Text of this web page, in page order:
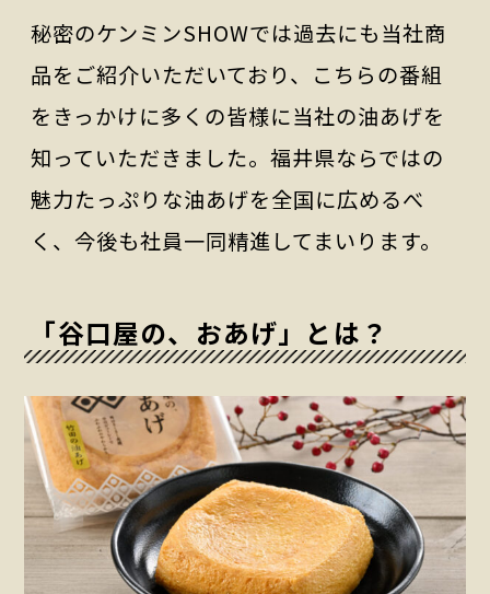
秘密のケンミンSHOWでは過去にも当社商
品をご紹介いただいており、こちらの番組
をきっかけに多くの皆様に当社の油あげを
知っていただきました。福井県ならではの
魅力たっぷりな油あげを全国に広めるべ
く、今後も社員一同精進してまいります。
「谷口屋の、おあげ」とは？